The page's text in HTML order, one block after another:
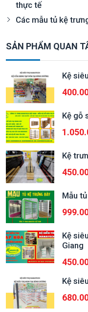
thực tế
Các mẫu tủ kệ
SẢN PHẨM QUAN
Kệ
Kệ gỗ
Kệ
Mẫu
Kệ
Giang
Kệ